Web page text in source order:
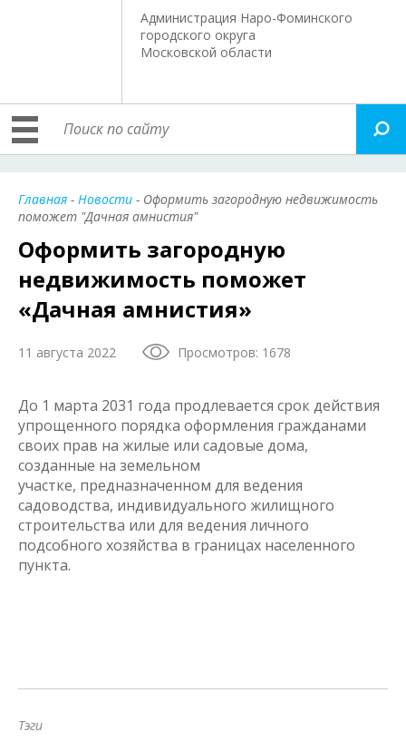
Администрация Наро-Фоминского
городского округа
Московской области
Главная - Новости - Оформить загородную недвижимость
поможет "Дачная амнистия"
Оформить загородную
недвижимость поможет
«Дачная амнистия»
11 августа 2022 Просмотров: 1678
До 1 марта 2031 года продлевается срок действия
упрощенного порядка оформления гражданами
своих прав на жилые или садовые дома,
созданные на земельном
участке, предназначенном для ведения
садоводства, индивидуального жилищного
строительства или для ведения личного
подсобного хозяйства в границах населенного
пункта.
Тэги